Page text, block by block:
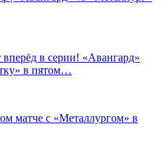
в серии! «Авангард»
в пятом…
матче с «Металлургом» в